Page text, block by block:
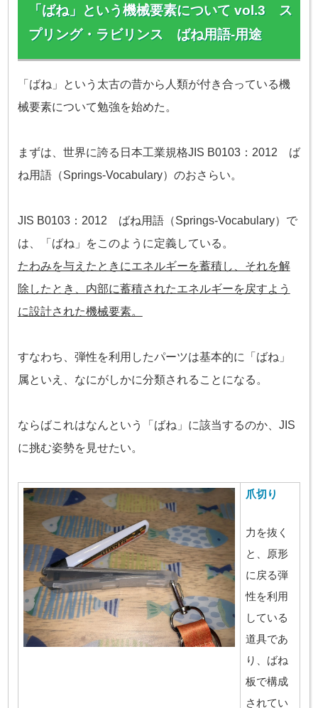
「ばね」という機械要素について vol.3 ス
プリング・ラビリンス ばね用語-用途
「ばね」という太古の昔から人類が付き合っている機
械要素について勉強を始めた。
まずは、世界に誇る日本工業規格JIS B0103：2012 ば
ね用語（Springs-Vocabulary）のおさらい。
JIS B0103：2012 ばね用語（Springs-Vocabulary）で
は、「ばね」をこのように定義している。
たわみを与えたときにエネルギーを蓄積し、それを解
除したとき、 内部に蓄積されたエネルギーを戻すよう
に設計された機械要素。
すなわち、弾性を利用したパーツは基本的に「ばね」
属といえ、なにがしかに分類されることになる。
ならばこれはなんという「ばね」に該当するのか、JIS
に挑む姿勢を見せたい。
爪切り
力を抜く
と、原形
に戻る弾
性を利用
している
道具であ
り、 ばね
板で構成
されてい